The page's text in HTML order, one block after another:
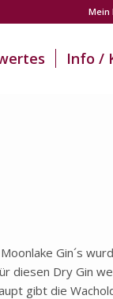
Mein
Info /
Gin´s
diesen Dry Gin
gibt die